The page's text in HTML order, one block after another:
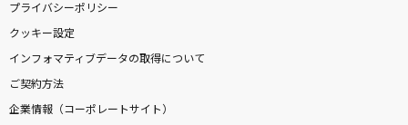
プライバシーポリシー
クッキー設定
インフォマティブデータの取得について
ご契約方法
企業情報（コーポレートサイト）